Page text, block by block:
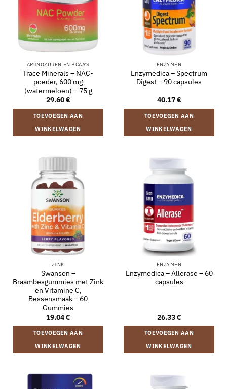
AMINOZUREN EN BCAA'S
Trace Minerals – NAC-
poeder, 600 mg
(watermeloen) – 75 g
29.60€
TOEVOEGEN AAN
WINKELWAGEN
ENZYMEN
Enzymedica – Spectrum
Digest – 90 capsules
40.17€
TOEVOEGEN AAN
WINKELWAGEN
ZINK
Swanson –
Braambesgummies met Zink
en Vitamine C,
Bessensmaak – 60
Gummies
19.04€
TOEVOEGEN AAN
WINKELWAGEN
ENZYMEN
Enzymedica – Allerase – 60
capsules
26.33€
TOEVOEGEN AAN
WINKELWAGEN